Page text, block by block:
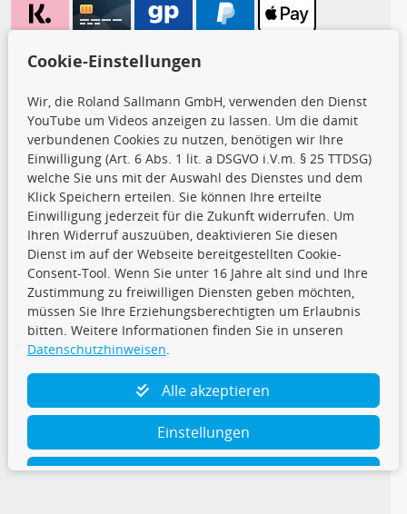
CARAT Gruppe
Folge uns
TecDoc Inside
Cookie-Einstellungen
Wir, die Roland Sallmann GmbH, verwenden den Dienst
YouTube um Videos anzeigen zu lassen. Um die damit
verbundenen Cookies zu nutzen, benötigen wir Ihre
Einwilligung (Art. 6 Abs. 1 lit. a DSGVO i.V.m. § 25 TTDSG)
welche Sie uns mit der Auswahl des Dienstes und dem
Klick Speichern erteilen. Sie können Ihre erteilte
Einwilligung jederzeit für die Zukunft widerrufen. Um
Ihren Widerruf auszuüben, deaktivieren Sie diesen
Dienst im auf der Webseite bereitgestellten Cookie-
Consent-Tool. Wenn Sie unter 16 Jahre alt sind und Ihre
Zustimmung zu freiwilligen Diensten geben möchten,
müssen Sie Ihre Erziehungsberechtigten um Erlaubnis
bitten. Weitere Informationen finden Sie in unseren
Datenschutzhinweisen.
Alle akzeptieren
Einstellungen
Ablehnen